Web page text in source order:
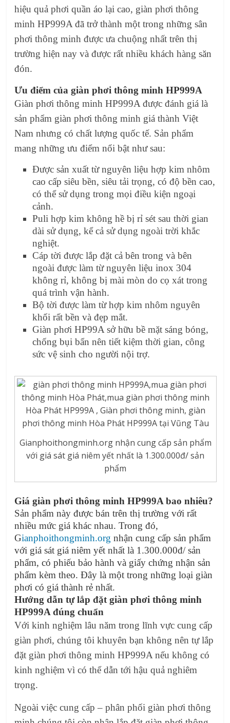
hiệu quả phơi quần áo lại cao, giàn phơi thông
minh HP999A đã trở thành một trong những sân
phơi thông minh được ưa chuộng nhất trên thị
trường hiện nay và được rất nhiều khách hàng săn
đón.
Ưu điểm của giàn phơi thông minh HP999A
Giàn phơi thông minh HP999A được đánh giá là
sản phẩm giàn phơi thông minh giá thành Việt
Nam nhưng có chất lượng quốc tế. Sản phẩm
mang những ưu điểm nổi bật như sau:
Được sản xuất từ nguyên liệu hợp kim nhôm
cao cấp siêu bền, siêu tải trọng, có độ bền cao,
có thể sử dụng trong mọi điều kiện ngoại
cảnh.
Puli hợp kim không hề bị rỉ sét sau thời gian
dài sử dụng, kể cả sử dụng ngoài trời khắc
nghiệt.
Cáp tời được lắp đặt cả bên trong và bên
ngoài được làm từ nguyên liệu inox 304
không rỉ, không bị mài mòn do cọ xát trong
quá trình vận hành.
Bộ tời được làm từ hợp kim nhôm nguyên
khối rất bền và đẹp mắt.
Giàn phơi HP99A sở hữu bề mặt sáng bóng,
chống bụi bẩn nên tiết kiệm thời gian, công
sức vệ sinh cho người nội trợ.
Gianphoithongminh.org nhận cung cấp sản phẩm
với giá sát giá niêm yết nhất là 1.300.000đ/ sản
phẩm
Giá giàn phơi thông minh HP999A bao nhiêu?
Sản phẩm này được bán trên thị trường với rất
nhiều mức giá khác nhau. Trong đó,
Gianphoithongminh.org nhận cung cấp sản phẩm
với giá sát giá niêm yết nhất là 1.300.000đ/ sản
phẩm, có phiếu bảo hành và giấy chứng nhận sản
phẩm kèm theo. Đây là một trong những loại giàn
phơi có giá thành rẻ nhất.
Hướng dẫn tự lắp đặt giàn phơi thông minh
HP999A đúng chuẩn
Với kinh nghiệm lâu năm trong lĩnh vực cung cấp
giàn phơi, chúng tôi khuyên bạn không nên tự lắp
đặt giàn phơi thông minh HP999A nếu không có
kinh nghiệm vì có thể dẫn tới hậu quả nghiêm
trọng.
Ngoài việc cung cấp – phân phối giàn phơi thông